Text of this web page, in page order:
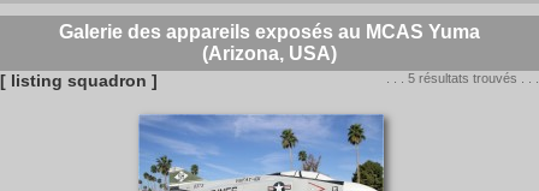
Galerie des appareils exposés au MCAS Yuma
(Arizona, USA)
[ listing squadron ] . . . 5 résultats trouvés . . .